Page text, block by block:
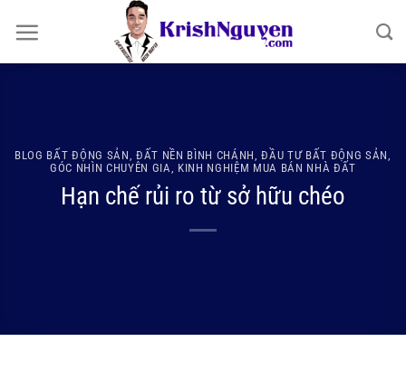
qua
nội
BLOG BẤT ĐỘNG SẢN ĐẤT NỀN BÌNH CHÁNH ,ĐẦU TƯ BẤT ĐỘNG SẢN
GÓC NHÌN CHUYÊN GIA
KINH NGHIỆM MUA BÁN NHÀ ĐẤT
Hạn chế rủi ro từ sở hữu chéo